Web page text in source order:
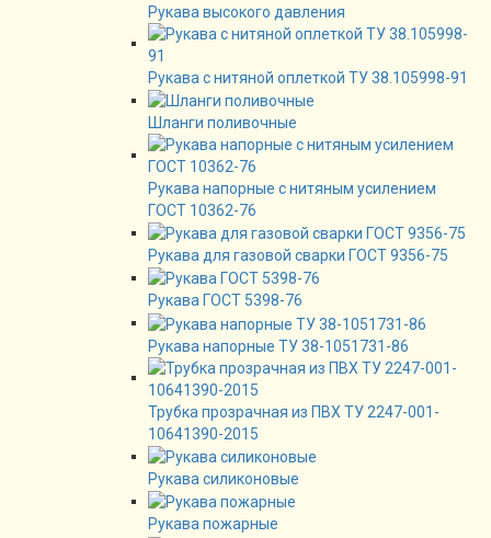
Рукава высокого давления
Рукава с нитяной оплеткой ТУ 38.105998-91
Шланги поливочные
Рукава напорные с нитяным усилением
ГОСТ 10362-76
Рукава для газовой сварки ГОСТ 9356-75
Рукава ГОСТ 5398-76
Рукава напорные ТУ 38-1051731-86
Трубка прозрачная из ПВХ ТУ 2247-001-
10641390-2015
Рукава силиконовые
Рукава пожарные